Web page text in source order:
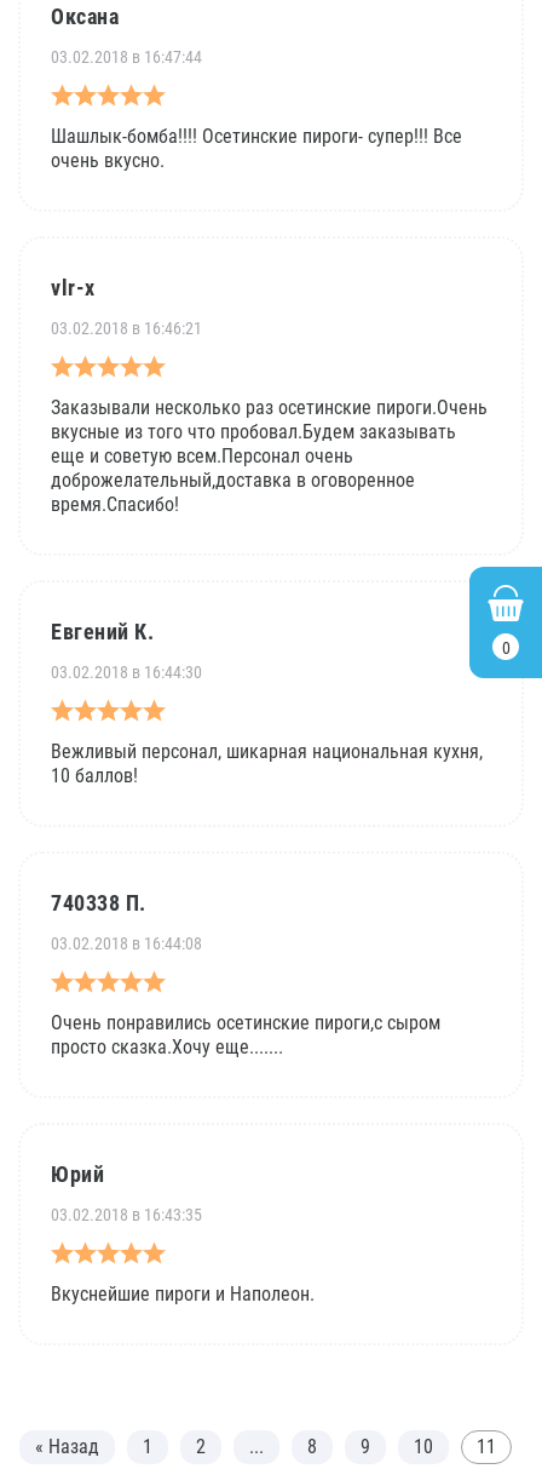
0
Оксана
03.02.2018 в 16:47:44
Шашлык-бомба!!!! Осетинские пироги- супер!!! Все
очень вкусно.
vlr-x
03.02.2018 в 16:46:21
Заказывали несколько раз осетинские пироги.Очень
вкусные из того что пробовал.Будем заказывать
еще и советую всем.Персонал очень
доброжелательный,доставка в оговоренное
время.Спасибо!
Евгений К.
03.02.2018 в 16:44:30
Вежливый персонал, шикарная национальная кухня,
10 баллов!
740338 П.
03.02.2018 в 16:44:08
Очень понравились осетинские пироги,с сыром
просто сказка.Хочу еще.......
Юрий
03.02.2018 в 16:43:35
Вкуснейшие пироги и Наполеон.
« Назад 1 2 ... 8 9 10
11